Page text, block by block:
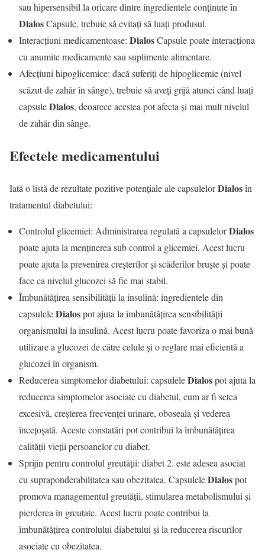
sau hipersensibil la oricare dintre ingredientele conținute în
DialosCapsule, trebuie să evitați să luați produsul.
Interacțiuni medicamentoase: DialosCapsule poate interacționa
cu anumite medicamente sau suplimente alimentare.
Afecțiuni hipoglicemice: dacă suferiți de hipoglicemie (nivel
scăzut de zahăr în sânge), trebuie să aveți grijă atunci când luați
capsuleDialos, deoarece acestea pot afecta și mai mult nivelul
de zahăr din sânge.
Efectele medicamentului
Iată o listă de rezultate pozitive potențiale ale capsulelorDialosîn
tratamentul diabetului:
Controlul glicemiei: Administrarea regulată a capsulelorDialos
poate ajuta la menținerea sub control a glicemiei. Acest lucru
poate ajuta la prevenirea creșterilor și scăderilor bruște și poate
face ca nivelul glucozei să fie mai stabil.
Îmbunătățirea sensibilității la insulină: ingredientele din
capsuleleDialospot ajuta la îmbunătățirea sensibilității
organismului la insulină. Acest lucru poate favoriza o mai bună
utilizare a glucozei de către celule și o reglare mai eficientă a
glucozei în organism.
Reducerea simptomelor diabetului: capsuleleDialospot ajuta la
reducerea simptomelor asociate cu diabetul, cum ar fi setea
excesivă, creșterea frecvenței urinare, oboseala și vederea
încețoșată. Aceste constatări pot contribui la îmbunătățirea
calității vieții persoanelor cu diabet.
Sprijin pentru controlul greutății: diabet 2. este adesea asociat
cu supraponderabilitatea sau obezitatea. CapsuleleDialospot
promova managementul greutății, stimularea metabolismului și
pierderea în greutate. Acest lucru poate contribui la
îmbunătățirea controlului diabetului și la reducerea riscurilor
asociate cu obezitatea.